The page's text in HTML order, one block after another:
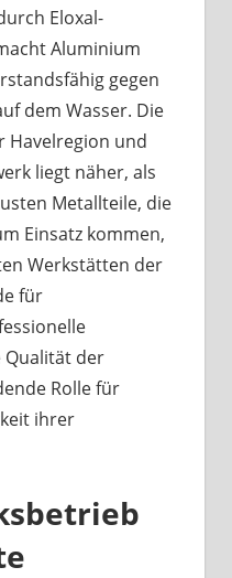
Eloxal-
Aluminium
gegen
dem Wasser. Die
Havelregion und
liegt näher, als
Metallteile, die
Einsatz kommen,
Werkstätten der
für
der
Rolle für
ihrer